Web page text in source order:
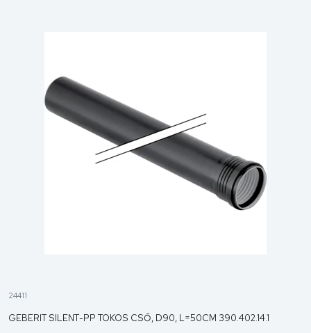
24411
GEBERIT SILENT-PP TOKOS CSŐ, D90, L=50CM 390.402.14.1